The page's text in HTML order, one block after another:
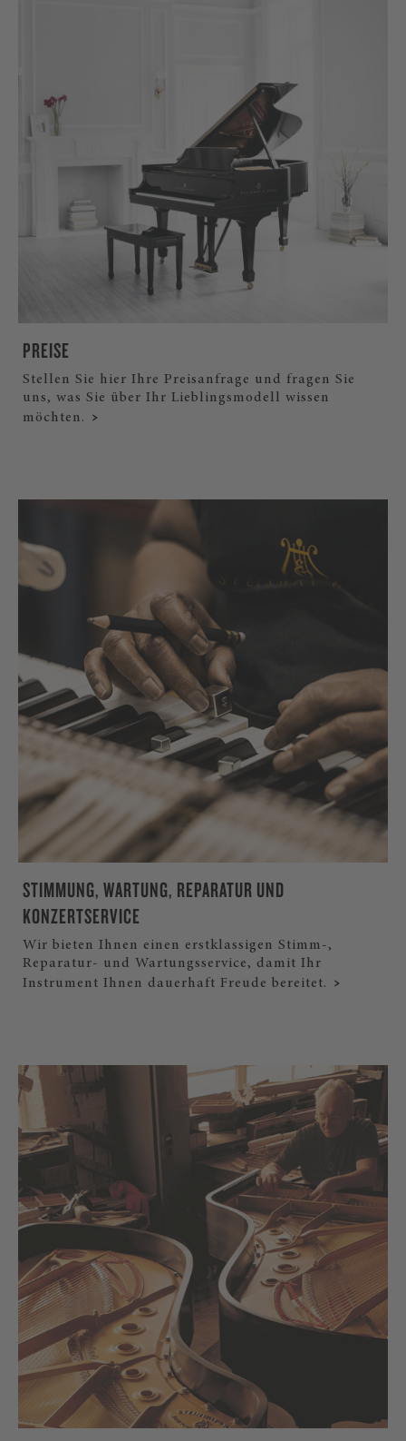
PREISE
Stellen Sie hier Ihre Preisanfrage und fragen Sie
uns, was Sie über Ihr Lieblingsmodell wissen
möchten.
STIMMUNG, WARTUNG, REPARATUR UND
KONZERTSERVICE
Wir bieten Ihnen einen erstklassigen Stimm-,
Reparatur- und Wartungsservice, damit Ihr
Instrument Ihnen dauerhaft Freude bereitet.